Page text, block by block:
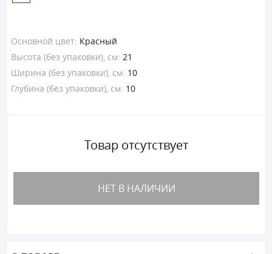
Основной цвет: Красный
Высота (без упаковки), см: 21
Ширина (без упаковки), см: 10
Глубина (без упаковки), см: 10
Товар отсутствует
НЕТ В НАЛИЧИИ